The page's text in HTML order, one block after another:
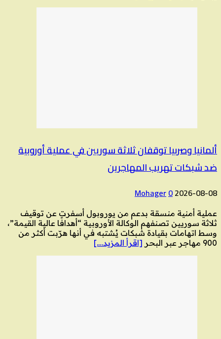
ألمانيا وصربيا توقفان ثلاثة سوريين في عملية أوروبية
ضد شبكات تهريب المهاجرين
2026-08-08
Mohager0
عملية أمنية منسقة بدعم من يوروبول أسفرت عن توقيف
ثلاثة سوريين تصنفهم الوكالة الأوروبية “أهدافًا عالية القيمة”،
وسط اتهامات بقيادة شبكات يُشتبه في أنها هرّبت أكثر من
900 مهاجر عبر البحر
[اقرأ المزيد….]